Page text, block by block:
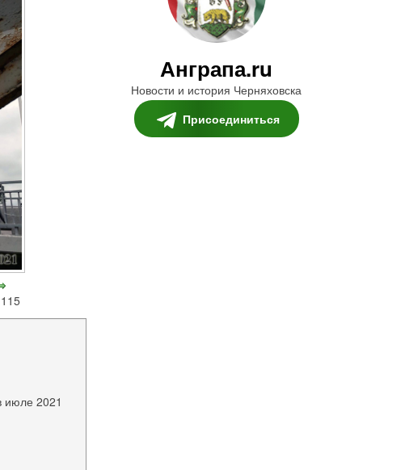
июле 2021
Анграпа.ru
Новости и история Черняховска
Присоединиться